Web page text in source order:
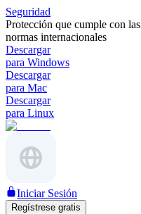
Seguridad
Protección que cumple con las
normas internacionales
Descargar
para Windows
Descargar
para Mac
Descargar
para Linux
Iniciar Sesión
Regístrese gratis